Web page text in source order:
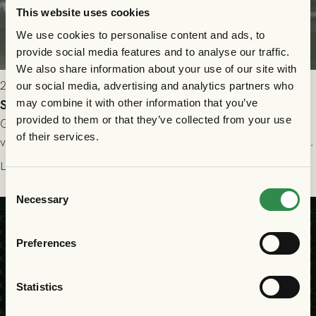
This website uses cookies
We use cookies to personalise content and ads, to
provide social media features and to analyse our traffic.
We also share information about your use of our site with
our social media, advertising and analytics partners who
may combine it with other information that you’ve
provided to them or that they’ve collected from your use
of their services.
Selection
Necessary
Preferences
Statistics
2026-07-24 16:40
Seger i första kvalmatchen mot FC Nordsjælland
GAIS dominerade i första halvlek och skapade fler chanser,
välförtjänt fick de in ett ledningsmål strax innan halvtid. Efter
halvtidsvilan sjönk tempot när Nordsjälland tilläts ha mer av
seger! Matchfoto: Mikael Josefsson & Lasse Ekström
Läs mer